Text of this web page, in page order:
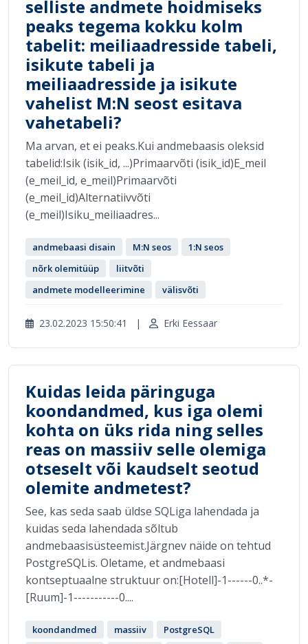
selliste andmete hoidmiseks
peaks tegema kokku kolm
tabelit: meiliaadresside tabeli,
isikute tabeli ja
meiliaadresside ja isikute
vahelist M:N seost esitava
vahetabeli?
Ma arvan, et ei peaks.Kui andmebaasis oleksid
tabelid:Isik (isik_id, ...)Primaarvõti (isik_id)E_meil
(e_meil_id, e_meil)Primaarvõti
(e_meil_id)Alternatiivvõti
(e_meil)Isiku_meiliaadres...
andmebaasi disain M:N seos
1:N seos
nõrk olemitüüp
liitvõti
andmete modelleerimine
välisvõti
23.02.2023 15:50:41 | Erki Eessaar
Kuidas leida päringuga
koondandmed, kus iga olemi
kohta on üks rida ning selles
reas on massiiv selle olemiga
otseselt või kaudselt seotud
olemite andmetest?
See, kas seda saab üldse SQLiga lahendada ja
kuidas seda lahendada sõltub
andmebaasisüsteemist.Järgnev näide on tehtud
PostgreSQLis. Oletame, et andmebaasi
kontseptuaalne struktuur on:[Hotell]-1------0..*-
[Ruum]-1-----------0....
koondandmed massiiv
PostgreSQL